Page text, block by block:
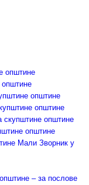
општине
општине
општине
скупштине општине
општине
Мали Зворник у
– за послове